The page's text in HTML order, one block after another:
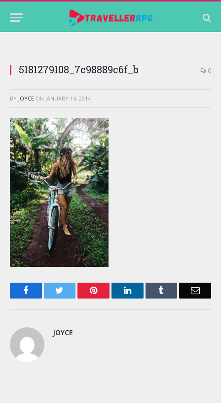
5181279108_7c98889c6f_b 0
BY JOYCE ON JANUARY 14, 2014
Facebook Pinterest LinkedIn Email
JOYCE